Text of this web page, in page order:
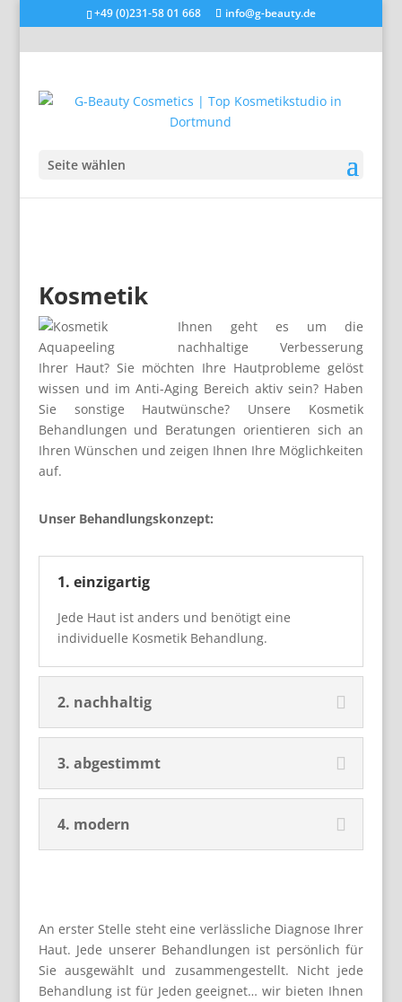
+49 (0)231-58 01 668 info@g-beauty.de
Seite wählen
Kosmetik
Ihnen geht es um die
nachhaltige Verbesserung
Ihrer Haut? Sie möchten Ihre Hautprobleme gelöst
wissen und im Anti-Aging Bereich aktiv sein? Haben
Sie sonstige Hautwünsche? Unsere Kosmetik
Behandlungen und Beratungen orientieren sich an
Ihren Wünschen und zeigen Ihnen Ihre Möglichkeiten
auf.
Unser Behandlungskonzept:
1. einzigartig
Jede Haut ist anders und benötigt eine
individuelle Kosmetik Behandlung.
2. nachhaltig
3. abgestimmt
4. modern
An erster Stelle steht eine verlässliche Diagnose Ihrer
Haut. Jede unserer Behandlungen ist persönlich für
Sie ausgewählt und zusammengestellt. Nicht jede
Behandlung ist für Jeden geeignet… wir bieten Ihnen